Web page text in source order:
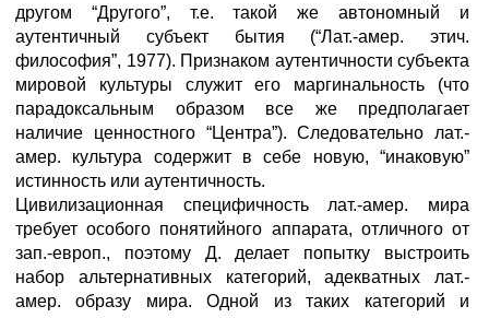
другом “Другого”, т.е. такой же автономный и
аутентичный субъект бытия (“Лат.-амер. этич.
философия”, 1977). Признаком аутентичности субъекта
мировой культуры служит его маргинальность (что
парадоксальным образом все же предполагает
наличие ценностного “Центра”). Следовательно лат.-
амер. культура содержит в себе новую, “инаковую”
истинность или аутентичность.
Цивилизационная специфичность лат.-амер. мира
требует особого понятийного аппарата, отличного от
зап.-европ., поэтому Д. делает попытку выстроить
набор альтернативных категорий, адекватных лат.-
амер. образу мира. Одной из таких категорий и